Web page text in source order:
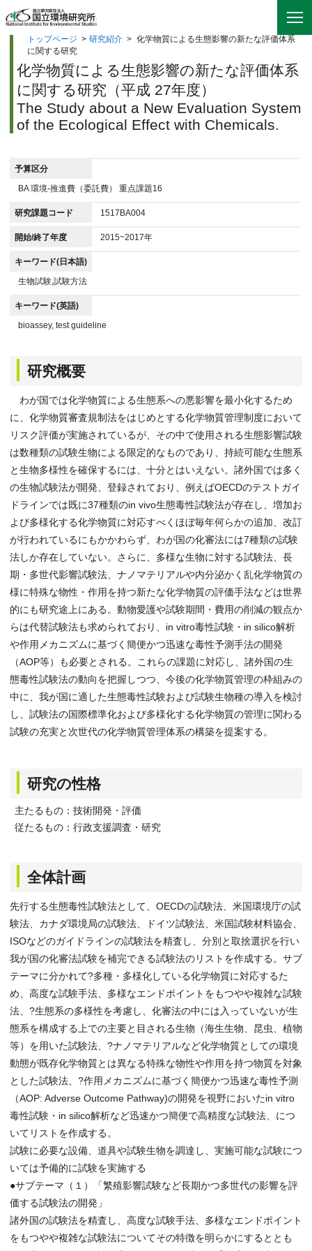
トップページ > 研究紹介 > 化学物質による生態影響の新たな評価体系
に関する研究
化学物質による生態影響の新たな評価体系
に関する研究（平成 27年度）
The Study about a New Evaluation System
of the Ecological Effect with Chemicals.
予算区分
BA 環境-推進費（委託費） 重点課題16
研究課題コード 1517BA004
開始/終了年度 2015~2017年
キーワード(日本語)
生物試験,試験方法
キーワード(英語)
bioassey, test guideline
研究概要
わが国では化学物質による生態系への悪影響を最小化するため
に、化学物質審査規制法をはじめとする化学物質管理制度において
リスク評価が実施されているが、その中で使用される生態影響試験
は数種類の試験生物による限定的なものであり、持続可能な生態系
と生物多様性を確保するには、十分とはいえない。諸外国では多く
の生物試験法が開発、登録されており、例えばOECDのテストガイ
ドラインでは既に37種類のin vivo生態毒性試験法が存在し、増加お
よび多様化する化学物質に対応すべくほぼ毎年何らかの追加、改訂
が行われているにもかかわらず、わが国の化審法には7種類の試験
法しか存在していない。さらに、多様な生物に対する試験法、長
期・多世代影響試験法、ナノマテリアルや内分泌かく乱化学物質の
様に特殊な物性・作用を持つ新たな化学物質の評価手法などは世界
的にも研究途上にある。動物愛護や試験期間・費用の削減の観点か
らは代替試験法も求められており、in vitro毒性試験・in silico解析
や作用メカニズムに基づく簡便かつ迅速な毒性予測手法の開発
（AOP等）も必要とされる。これらの課題に対応し、諸外国の生
態毒性試験法の動向を把握しつつ、今後の化学物質管理の枠組みの
中に、我が国に適した生態毒性試験および試験生物種の導入を検討
し、試験法の国際標準化および多様化する化学物質の管理に関わる
試験の充実と次世代の化学物質管理体系の構築を提案する。
研究の性格
主たるもの：技術開発・評価
従たるもの：行政支援調査・研究
全体計画
先行する生態毒性試験法として、OECDの試験法、米国環境庁の試
験法、カナダ環境局の試験法、ドイツ試験法、米国試験材料協会、
ISOなどのガイドラインの試験法を精査し、分別と取捨選択を行い
我が国の化審法試験を補完できる試験法のリストを作成する。サブ
テーマに分かれて?多種・多様化している化学物質に対応するた
め、高度な試験手法、多様なエンドポイントをもつやや複雑な試験
法、?生態系の多様性を考慮し、化審法の中には入っていないが生
態系を構成する上での主要と目される生物（海生生物、昆虫、植物
等）を用いた試験法、?ナノマテリアルなど化学物質としての環境
動態が既存化学物質とは異なる特殊な物性や作用を持つ物質を対象
とした試験法、?作用メカニズムに基づく簡便かつ迅速な毒性予測
（AOP: Adverse Outcome Pathway)の開発を視野においたin vitro
毒性試験・in silico解析など迅速かつ簡便で高精度な試験法、につ
いてリストを作成する。
試験に必要な設備、道具や試験生物を調達し、実施可能な試験につ
いては予備的に試験を実施する
●サブテーマ（１）「繁殖影響試験など長期かつ多世代の影響を評
価する試験法の開発」
諸外国の試験法を精査し、高度な試験手法、多様なエンドポイント
をもつやや複雑な試験法についてその特徴を明らかにするととも